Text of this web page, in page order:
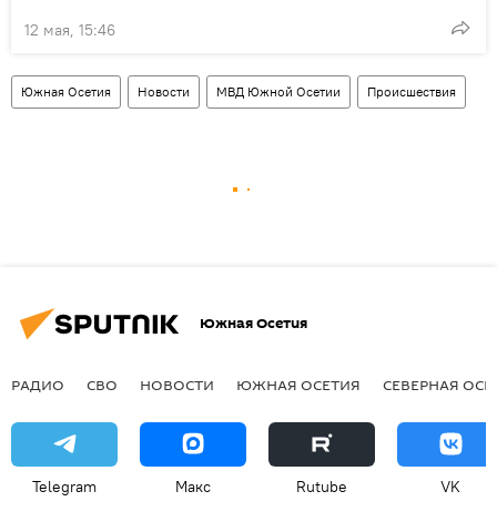
12 мая, 15:46
Южная Осетия Новости МВД Южной Осетии Происшествия
Южная Осетия
РАДИО СВО НОВОСТИ ЮЖНАЯ ОСЕТИЯ СЕВЕРНАЯ
Telegram Макс Rutube VK